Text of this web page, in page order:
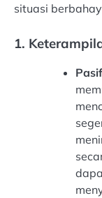
situasi
1.